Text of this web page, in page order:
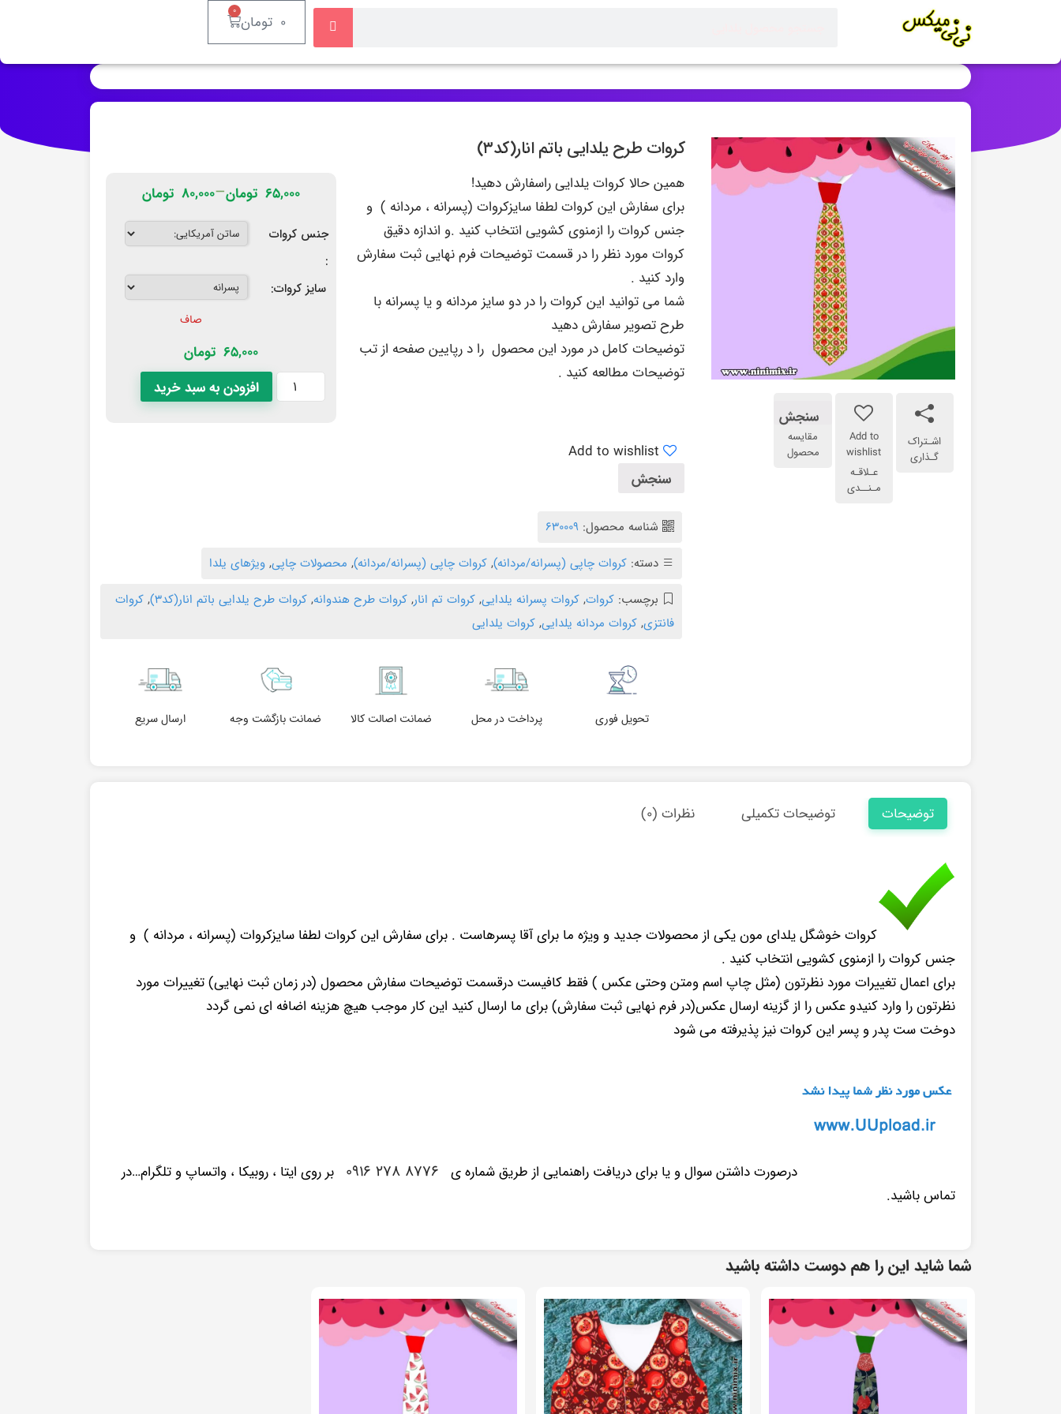
۰ تومان ۰
اشـتراک
گـذاری
Add to
wishlist
عـلاقـه
مـنــدی
سنجش
مقایسه
محصول
کروات طرح یلدایی باتم انار(کد۳)
همین حالا کروات یلدایی راسفارش دهید!
برای سفارش این کروات لطفا سایزکروات (پسرانه ، مردانه ) و
جنس کروات را ازمنوی کشویی انتخاب کنید .و اندازه دقیق
کروات مورد نظر را در قسمت توضیحات فرم نهایی ثبت سفارش
وارد کنید .
شما می توانید این کروات را در دو سایز مردانه و یا پسرانه با
طرح تصویر سفارش دهید
توضیحات کامل در مورد این محصول را د رپایین صفحه از تب
توضیحات مطالعه کنید .
۶۵,۰۰۰ تومان–۸۰,۰۰۰ تومان
جنس کروات
:
سایز کروات:
صاف
65,000 تومان
افزودن به سبد خرید
Add to wishlist
سنجش
شناسه محصول: 630009
دسته: کروات چاپی (پسرانه/مردانه), کروات چاپی (پسرانه/مردانه), محصولات چاپی, ویژهای یلدا
برچسب: کروات, کروات پسرانه یلدایی, کروات تم انار, کروات طرح هندوانه, کروات طرح یلدایی باتم انار(کد۳) , کروات
فانتزی, کروات مردانه یلدایی, کروات یلدایی
تحویل فوری پرداخت در محل ضمانت اصالت کالا ضمانت بازگشت وجه ارسال سریع
توضیحات توضیحات تکمیلی نظرات (۰)
کروات خوشگل یلدای مون یکی از محصولات جدید و ویژه ما برای آقا پسرهاست . برای سفارش این کروات لطفا سایزکروات (پسرانه ، مردانه ) و
جنس کروات را ازمنوی کشویی انتخاب کنید .
برای اعمال تغییرات مورد نظرتون (مثل چاپ اسم ومتن وحتی عکس ) فقط کافیست درقسمت توضیحات سفارش محصول (در زمان ثبت نهایی) تغییرات مورد
نظرتون را وارد کنیدو عکس را از گزینه ارسال عکس(در فرم نهایی ثبت سفارش) برای ما ارسال کنید این کار موجب هیچ هزینه اضافه ای نمی گردد
دوخت ست پدر و پسر این کروات نیز پذیرفته می شود
درصورت داشتن سوال و یا برای دریافت راهنمایی از طریق شماره ی ۸۷۷۶ ۲۷۸ ۰۹۱۶
بر روی ایتا ، روبیکا ، واتساپ و تلگرام…در
تماس باشید.
شما شاید این را هم دوست داشته باشید